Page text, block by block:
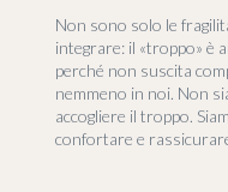
Non sono solo le
integrare: il «troppo» è
perché non suscita
nemmeno in noi. Non
accogliere il troppo.
confortare e